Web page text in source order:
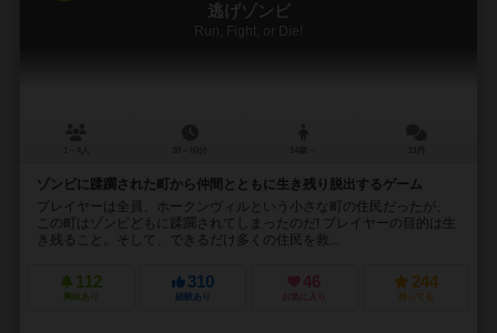
逃げゾンビ
Run, Fight, or Die!
ゾンビに蹂躙された町から仲間とともに生き残り脱出するゲーム
プレイヤーは全員、ホークンヴィルという小さな町の住民だったが、
この町はゾンビどもに蹂躙されてしまったのだ! プレイヤーの目的は生
き残ること。そして、できるだけ多くの住民を救...
112
興味あり
310
経験あり
46
お気に入り
244
持ってる